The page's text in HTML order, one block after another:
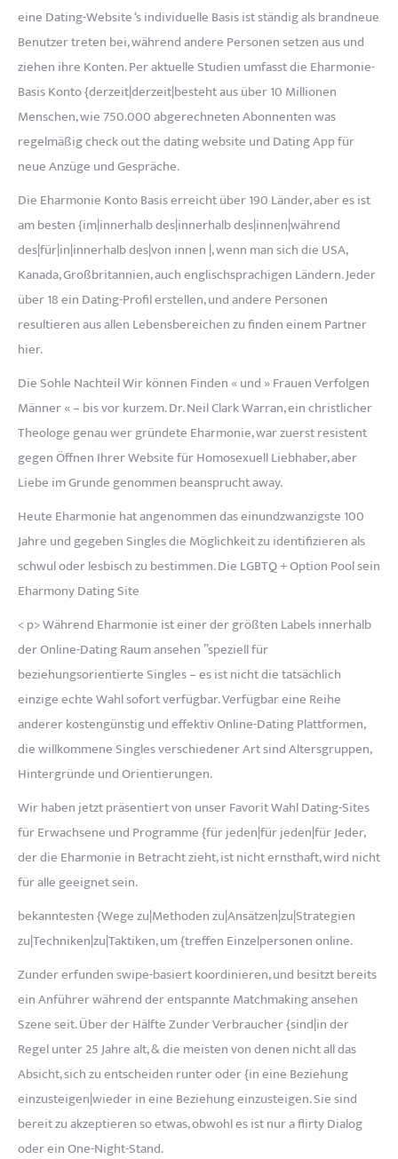
eine Dating-Website ‘s individuelle Basis ist ständig als brandneue
Benutzer treten bei, während andere Personen setzen aus und
ziehen ihre Konten. Per aktuelle Studien umfasst die Eharmonie-
Basis Konto {derzeit|derzeit|besteht aus über 10 Millionen
Menschen, wie 750.000 abgerechneten Abonnenten was
regelmäßig check out the dating website und Dating App für
neue Anzüge und Gespräche.
Die Eharmonie Konto Basis erreicht über 190 Länder, aber es ist
am besten {im|innerhalb des|innerhalb des|innen|während
des|für|in|innerhalb des|von innen |, wenn man sich die USA,
Kanada, Großbritannien, auch englischsprachigen Ländern. Jeder
über 18 ein Dating-Profil erstellen, und andere Personen
resultieren aus allen Lebensbereichen zu finden einem Partner
hier.
Die Sohle Nachteil Wir können Finden « und » Frauen Verfolgen
Männer « – bis vor kurzem. Dr. Neil Clark Warran, ein christlicher
Theologe genau wer gründete Eharmonie, war zuerst resistent
gegen Öffnen Ihrer Website für Homosexuell Liebhaber, aber
Liebe im Grunde genommen beansprucht away.
Heute Eharmonie hat angenommen das einundzwanzigste 100
Jahre und gegeben Singles die Möglichkeit zu identifizieren als
schwul oder lesbisch zu bestimmen. Die LGBTQ + Option Pool sein
Eharmony Dating Site
< p> Während Eharmonie ist einer der größten Labels innerhalb
der Online-Dating Raum ansehen ”speziell für
beziehungsorientierte Singles – es ist nicht die tatsächlich
einzige echte Wahl sofort verfügbar. Verfügbar eine Reihe
anderer kostengünstig und effektiv Online-Dating Plattformen,
die willkommene Singles verschiedener Art sind Altersgruppen,
Hintergründe und Orientierungen.
Wir haben jetzt präsentiert von unser Favorit Wahl Dating-Sites
für Erwachsene und Programme {für jeden|für jeden|für Jeder,
der die Eharmonie in Betracht zieht, ist nicht ernsthaft, wird nicht
für alle geeignet sein.
bekanntesten {Wege zu|Methoden zu|Ansätzen|zu|Strategien
zu|Techniken|zu|Taktiken, um {treffen Einzelpersonen online.
Zunder erfunden swipe-basiert koordinieren, und besitzt bereits
ein Anführer während der entspannte Matchmaking ansehen
Szene seit. Über der Hälfte Zunder Verbraucher {sind|in der
Regel unter 25 Jahre alt, & die meisten von denen nicht all das
Absicht, sich zu entscheiden runter oder {in eine Beziehung
einzusteigen|wieder in eine Beziehung einzusteigen. Sie sind
bereit zu akzeptieren so etwas, obwohl es ist nur a flirty Dialog
oder ein One-Night-Stand.